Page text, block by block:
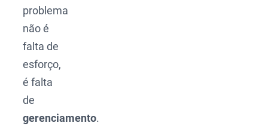
problema
não é
falta de
esforço,
é falta
de
gerenciamento.